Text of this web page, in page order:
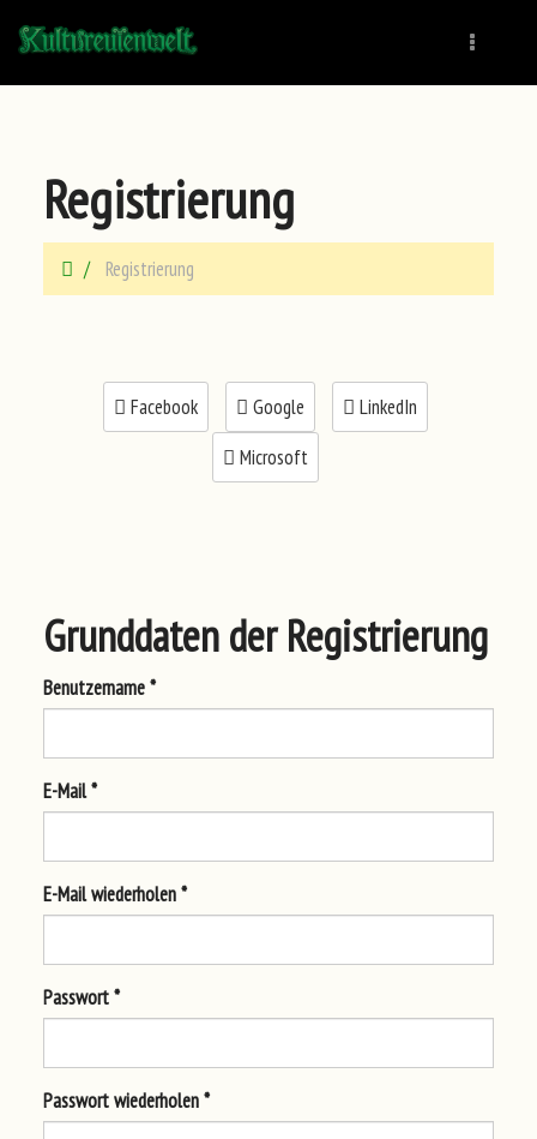
Registrierung
Registrierung
Facebook Google
LinkedIn
Microsoft
Grunddaten der Registrierung
Benutzername *
E-Mail *
E-Mail wiederholen *
Passwort *
Passwort wiederholen *